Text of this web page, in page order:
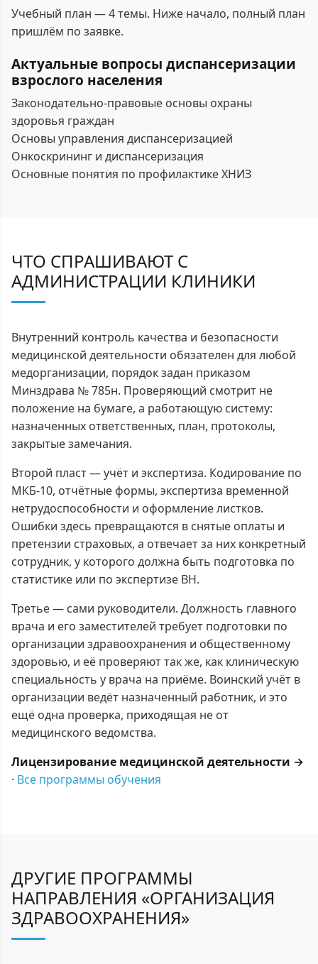
Учебный план — 4 темы. Ниже начало, полный план
пришлём по заявке.
Актуальные вопросы диспансеризации
взрослого населения
Законодательно-правовые основы охраны
здоровья граждан
Основы управления диспансеризацией
Онкоскрининг и диспансеризация
Основные понятия по профилактике ХНИЗ
ЧТО СПРАШИВАЮТ С
АДМИНИСТРАЦИИ КЛИНИКИ
Внутренний контроль качества и безопасности
медицинской деятельности обязателен для любой
медорганизации, порядок задан приказом
Минздрава № 785н. Проверяющий смотрит не
положение на бумаге, а работающую систему:
назначенных ответственных, план, протоколы,
закрытые замечания.
Второй пласт — учёт и экспертиза. Кодирование по
МКБ-10, отчётные формы, экспертиза временной
нетрудоспособности и оформление листков.
Ошибки здесь превращаются в снятые оплаты и
претензии страховых, а отвечает за них конкретный
сотрудник, у которого должна быть подготовка по
статистике или по экспертизе ВН.
Третье — сами руководители. Должность главного
врача и его заместителей требует подготовки по
организации здравоохранения и общественному
здоровью, и её проверяют так же, как клиническую
специальность у врача на приёме. Воинский учёт в
организации ведёт назначенный работник, и это
ещё одна проверка, приходящая не от
медицинского ведомства.
Лицензирование медицинской деятельности →
· Все программы обучения
ДРУГИЕ ПРОГРАММЫ
НАПРАВЛЕНИЯ «ОРГАНИЗАЦИЯ
ЗДРАВООХРАНЕНИЯ»